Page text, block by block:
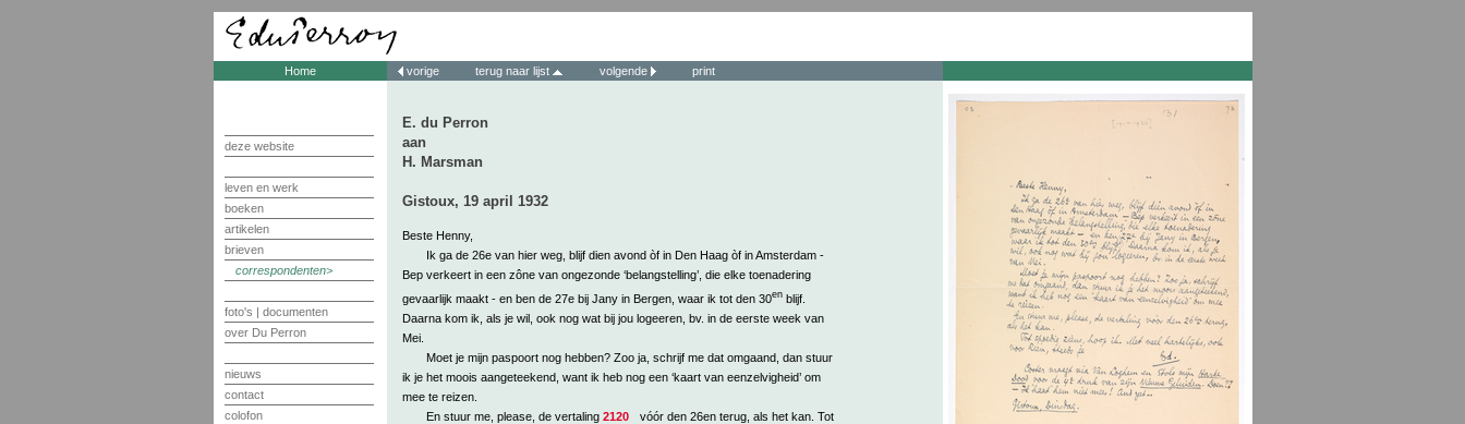
Home
deze website
leven en werk
boeken
artikelen
brieven
correspondenten
foto's | documenten
over Du Perron
nieuws
contact
colofon
vorige terug naar lijst volgende print
E. du Perron
aan
H. Marsman
Gistoux, 19 april 1932
Beste Henny,
Ik ga de 26e van hier weg, blijf dien avond òf in Den Haag òf in Amsterdam -
Bep verkeert in een zône van ongezonde ‘belangstelling’, die elke toenadering
gevaarlijk maakt - en ben de 27e bij Jany in Bergen, waar ik tot den 30enblijf.
Daarna kom ik, als je wil, ook nog wat bij jou logeeren, bv. in de eerste week van
Mei.
Moet je mijn paspoort nog hebben? Zoo ja, schrijf me dat omgaand, dan stuur
ik je het moois aangeteekend, want ik heb nog een ‘kaart van eenzelvigheid’ om
mee te reizen.
En stuur me, please, de vertaling 2120
vóór den 26en terug, als het kan. Tot